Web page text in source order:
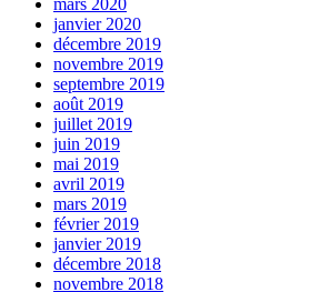
mars 2020
janvier 2020
décembre 2019
novembre 2019
septembre 2019
août 2019
juillet 2019
juin 2019
mai 2019
avril 2019
mars 2019
février 2019
janvier 2019
décembre 2018
novembre 2018